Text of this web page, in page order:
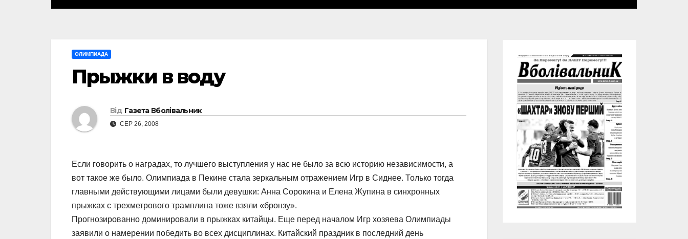
ОЛИМПИАДА
Прыжки в воду
Від Газета Вболівальник
СЕР 26, 2008
Если говорить о наградах, то лучшего выступления у нас не было за всю историю независимости, а
вот такое же было. Олимпиада в Пекине стала зеркальным отражением Игр в Сиднее. Только тогда
главными действующими лицами были девушки: Анна Сорокина и Елена Жупина в синхронных
прыжках с трехметрового трамплина тоже взяли «бронзу».
Прогнозированно доминировали в прыжках китайцы. Еще перед началом Игр хозяева Олимпиады
заявили о намерении победить во всех дисциплинах. Китайский праздник в последний день